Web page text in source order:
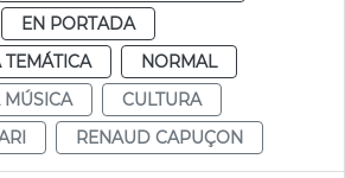
EN PORTADA
NORMAL
MÚSICA
CULTURA
RENAUD CAPUÇON